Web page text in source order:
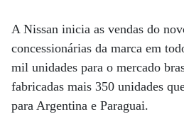
A Nissan inicia as vendas do
concessionárias da marca em
mil unidades para o mercado
fabricadas mais 350 unidades
para Argentina e Paraguai.